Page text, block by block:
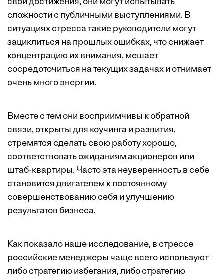
сложности с публичными выступлениями. В
ситуациях стресса такие руководители могут
зациклиться на прошлых ошибках, что снижает
концентрацию их внимания, мешает
сосредоточиться на текущих задачах и отнимает
очень много энергии.
Вместе с тем они восприимчивы к обратной
связи, открыты для коучинга и развития,
стремятся сделать свою работу хорошо,
соответствовать ожиданиям акционеров или
штаб-квартиры. Часто эта неуверенность в себе
становится двигателем к постоянному
совершенствованию себя и улучшению
результатов бизнеса.
Как показало наше исследование, в стрессе
российские менеджеры чаще всего используют
либо стратегию избегания, либо стратегию